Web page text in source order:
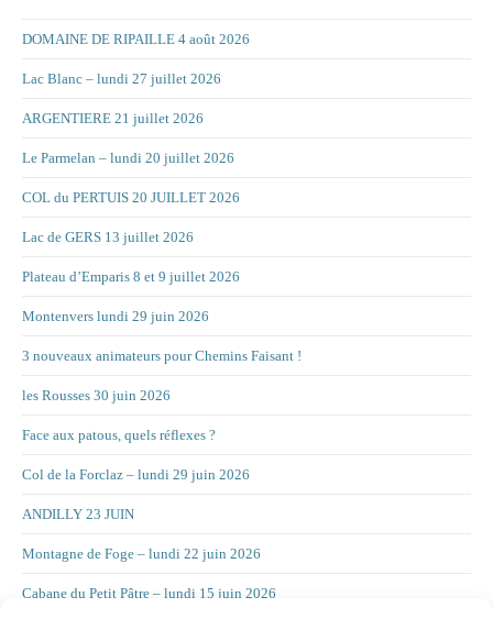
DOMAINE DE RIPAILLE 4 août 2026
Lac Blanc – lundi 27 juillet 2026
ARGENTIERE 21 juillet 2026
Le Parmelan – lundi 20 juillet 2026
COL du PERTUIS 20 JUILLET 2026
Lac de GERS 13 juillet 2026
Plateau d’Emparis 8 et 9 juillet 2026
Montenvers lundi 29 juin 2026
3 nouveaux animateurs pour Chemins Faisant !
les Rousses 30 juin 2026
Face aux patous, quels réflexes ?
Col de la Forclaz – lundi 29 juin 2026
ANDILLY 23 JUIN
Montagne de Foge – lundi 22 juin 2026
Cabane du Petit Pâtre – lundi 15 juin 2026